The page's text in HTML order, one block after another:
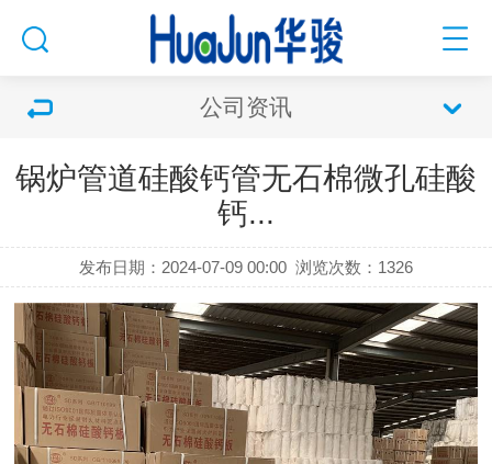
公司资讯
锅炉管道硅酸钙管无石棉微孔硅酸
钙...
发布日期：2024-07-09 00:00 浏览次数： 1326